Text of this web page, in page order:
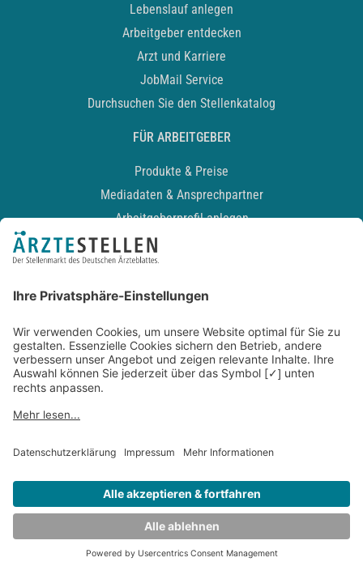
Lebenslauf anlegen
Arbeitgeber entdecken
Arzt und Karriere
JobMail Service
Durchsuchen Sie den Stellenkatalog
FÜR ARBEITGEBER
Produkte & Preise
Mediadaten & Ansprechpartner
Arbeitgeberprofil anlegen
Recruiting-Podcast
Kontakt
Datenschutz
Newsletter
Entwickelt durchJOBIQO